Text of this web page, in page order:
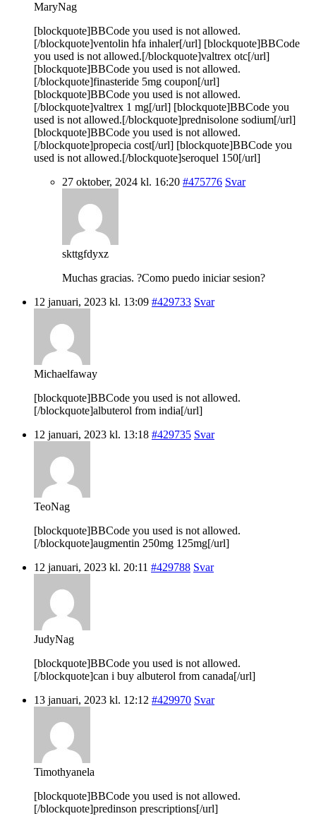
MaryNag
[blockquote]BBCode you used is not allowed.
[/blockquote]ventolin hfa inhaler[/url] [blockquote]BBCode
you used is not allowed.[/blockquote]valtrex otc[/url]
[blockquote]BBCode you used is not allowed.
[/blockquote]finasteride 5mg coupon[/url]
[blockquote]BBCode you used is not allowed.
[/blockquote]valtrex 1 mg[/url] [blockquote]BBCode you
used is not allowed.[/blockquote]prednisolone sodium[/url]
[blockquote]BBCode you used is not allowed.
[/blockquote]propecia cost[/url] [blockquote]BBCode you
used is not allowed.[/blockquote]seroquel 150[/url]
27 oktober, 2024 kl. 16:20 #475776 Svar
skttgfdyxz
Muchas gracias. ?Como puedo iniciar sesion?
12 januari, 2023 kl. 13:09 #429733 Svar
Michaelfaway
[blockquote]BBCode you used is not allowed.
[/blockquote]albuterol from india[/url]
12 januari, 2023 kl. 13:18 #429735 Svar
TeoNag
[blockquote]BBCode you used is not allowed.
[/blockquote]augmentin 250mg 125mg[/url]
12 januari, 2023 kl. 20:11 #429788 Svar
JudyNag
[blockquote]BBCode you used is not allowed.
[/blockquote]can i buy albuterol from canada[/url]
13 januari, 2023 kl. 12:12 #429970 Svar
Timothyanela
[blockquote]BBCode you used is not allowed.
[/blockquote]predinson prescriptions[/url]